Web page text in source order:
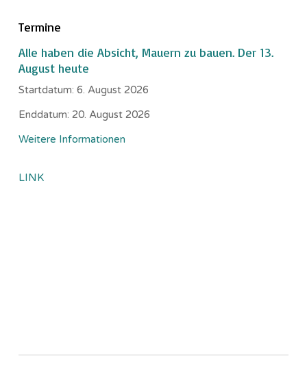
Termine
Alle haben die Absicht, Mauern zu bauen. Der 13.
August heute
Startdatum: 6. August 2026
Enddatum: 20. August 2026
Weitere Informationen
LINK